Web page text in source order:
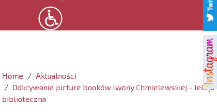
Home
Aktualności
Odkrywanie picture booków Iwony Chmielewskiej - lekcja
biblioteczna